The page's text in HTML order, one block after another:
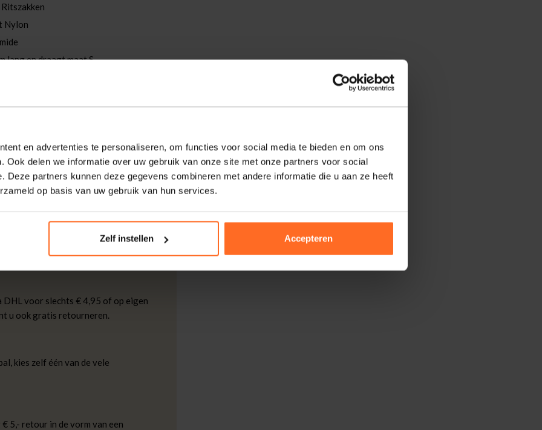
en advertenties te personaliseren, om functies voor social media te bieden en om ons
Ook delen we informatie over uw gebruik van onze site met onze partners voor social
Deze partners kunnen deze gegevens combineren met andere informatie die u aan ze heeft
op basis van uw gebruik van hun services.
Zelf instellen Accepteren
Nylon
lang en draagt maat S
dames RDS-donsjas met een casual
kraag, ritssluiting met
en lange mouwen. De afneembare,
biedt bescherming en warmte. Perfect
thuisgeleverd met DHL.
voor slechts € 4,95 of op eigen
u ook gratis retourneren.
kies zelf één van de vele
5,- retour in de vorm van een